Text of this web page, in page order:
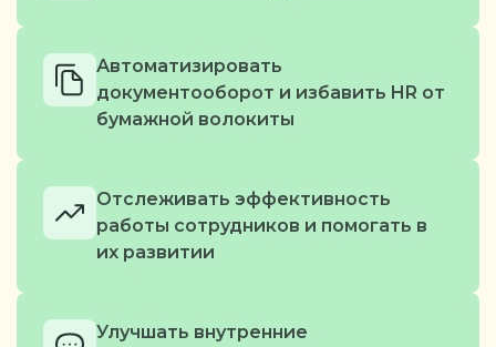
Автоматизировать
документооборот и избавить HR от
бумажной волокиты
Отслеживать эффективность
работы сотрудников и помогать в
их развитии
Улучшать внутренние